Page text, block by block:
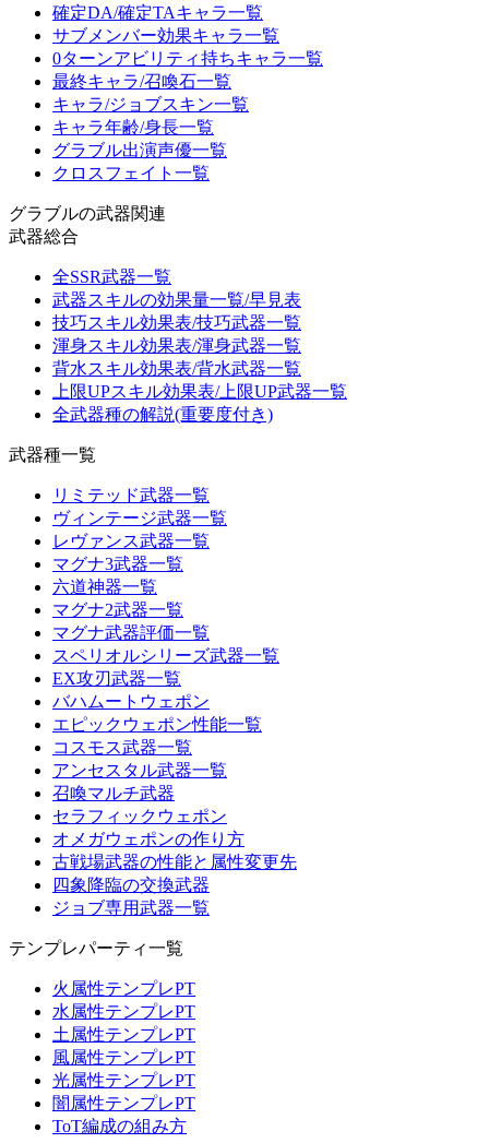
確定DA/確定TAキャラ一覧
サブメンバー効果キャラ一覧
0ターンアビリティ持ちキャラ一覧
最終キャラ/召喚石一覧
キャラ/ジョブスキン一覧
キャラ年齢/身長一覧
グラブル出演声優一覧
クロスフェイト一覧
グラブルの武器関連
武器総合
全SSR武器一覧
武器スキルの効果量一覧/早見表
技巧スキル効果表/技巧武器一覧
渾身スキル効果表/渾身武器一覧
背水スキル効果表/背水武器一覧
上限UPスキル効果表/上限UP武器一覧
全武器種の解説(重要度付き)
武器種一覧
リミテッド武器一覧
ヴィンテージ武器一覧
レヴァンス武器一覧
マグナ3武器一覧
六道神器一覧
マグナ2武器一覧
マグナ武器評価一覧
スペリオルシリーズ武器一覧
EX攻刃武器一覧
バハムートウェポン
エピックウェポン性能一覧
コスモス武器一覧
アンセスタル武器一覧
召喚マルチ武器
セラフィックウェポン
オメガウェポンの作り方
古戦場武器の性能と属性変更先
四象降臨の交換武器
ジョブ専用武器一覧
テンプレパーティ一覧
火属性テンプレPT
水属性テンプレPT
土属性テンプレPT
風属性テンプレPT
光属性テンプレPT
闇属性テンプレPT
ToT編成の組み方